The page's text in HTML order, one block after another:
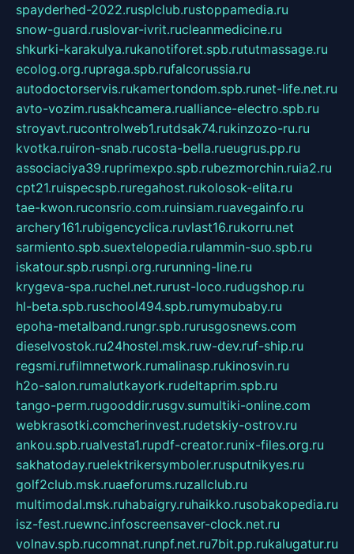
spayderhed-2022.rusplclub.rustoppamedia.ru
snow-guard.ruslovar-ivrit.rucleanmedicine.ru
shkurki-karakulya.rukanotiforet.spb.rututmassage.ru
ecolog.org.rupraga.spb.rufalcorussia.ru
autodoctorservis.rukamertondom.spb.runet-life.net.ru
avto-vozim.rusakhcamera.rualliance-electro.spb.ru
stroyavt.rucontrolweb1.rutdsak74.rukinzozo-ru.ru
kvotka.ruiron-snab.rucosta-bella.rueugrus.pp.ru
associaciya39.ruprimexpo.spb.rubezmorchin.ruia2.ru
cpt21.ruispecspb.ruregahost.rukolosok-elita.ru
tae-kwon.ruconsrio.com.ruinsiam.ruavegainfo.ru
archery161.rubigencyclica.ruvlast16.rukorru.net
sarmiento.spb.suextelopedia.rulammin-suo.spb.ru
iskatour.spb.rusnpi.org.rurunning-line.ru
krygeva-spa.ruchel.net.rurust-loco.rudugshop.ru
hl-beta.spb.ruschool494.spb.rumymubaby.ru
epoha-metalband.rungr.spb.rurusgosnews.com
dieselvostok.ru24hostel.msk.ruw-dev.ruf-ship.ru
regsmi.rufilmnetwork.rumalinasp.rukinosvin.ru
h2o-salon.rumalutkayork.rudeltaprim.spb.ru
tango-perm.rugooddir.rusgv.sumultiki-online.com
webkrasotki.comcherinvest.rudetskiy-ostrov.ru
ankou.spb.rualvesta1.rupdf-creator.runix-files.org.ru
sakhatoday.ruelektrikersymboler.rusputnikyes.ru
golf2club.msk.ruaeforums.ruzallclub.ru
multimodal.msk.ruhabaigry.ruhaikko.rusobakopedia.ru
isz-fest.ruewnc.infoscreensaver-clock.net.ru
volnav.spb.rucomnat.runpf.net.ru7bit.pp.rukalugatur.ru